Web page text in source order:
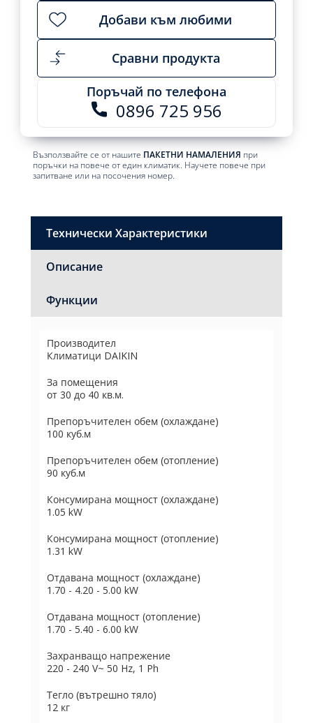
Добави към любими
Сравни продукта
Поръчай по телефона
0896 725 956
Възползвайте се от нашите ПАКЕТНИ НАМАЛЕНИЯ при
поръчки на повече от един климатик. Научете повече при
запитване или на посочения номер.
Технически Характеристики
Описание
Функции
Производител
Климатици DAIKIN
За помещения
от 30 до 40 кв.м.
Препоръчителен обем (охлаждане)
100 куб.м
Препоръчителен обем (отопление)
90 куб.м
Консумирана мощност (охлаждане)
1.05 kW
Консумирана мощност (отопление)
1.31 kW
Отдавана мощност (охлаждане)
1.70 - 4.20 - 5.00 kW
Отдавана мощност (отопление)
1.70 - 5.40 - 6.00 kW
Захранващо напрежение
220 - 240 V~ 50 Hz, 1 Ph
Тегло (вътрешно тяло)
12 кг